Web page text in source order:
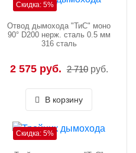
Скидка: 5%
Отвод дымохода "ТиС" моно
90° D200 нерж. сталь 0.5 мм
316 сталь
2 575 руб. 2 710 руб.
В корзину
Скидка: 5%